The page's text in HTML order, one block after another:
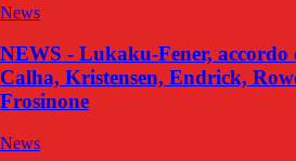
News
NEWS - Lukaku-Fener, accordo
Calha, Kristensen, Endrick,
Frosinone
News